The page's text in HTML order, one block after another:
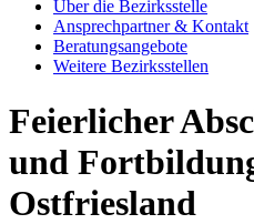
Über die Bezirksstelle
Ansprechpartner & Kontakt
Beratungsangebote
Weitere Bezirksstellen
Feierlicher
und
Ostfriesland